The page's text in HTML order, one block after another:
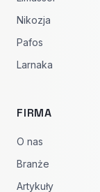
Nikozja
Pafos
Larnaka
FIRMA
O nas
Branże
Artykuły